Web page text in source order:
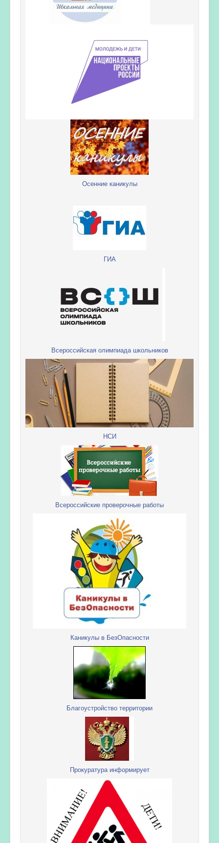
Осенние каникулы
ГИА
Всероссийская олимпиада школьников
НСИ
Всероссийские проверочные работы
Каникулы в БезОпасности
Благоустройство территории
Прокуратура информирует